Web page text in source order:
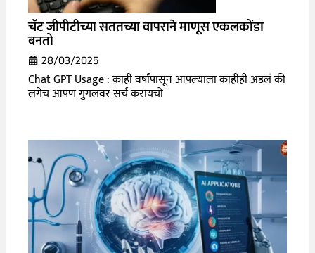
चॅट जीपीटीच्या सततच्या वापराने माणूस एकलकोंडा
बनतो
28/03/2025
Chat GPT Usage : काही वर्षांपासून आपल्याला काहीही अडलं की
लगेच आपण गुगलवर सर्च करायचो